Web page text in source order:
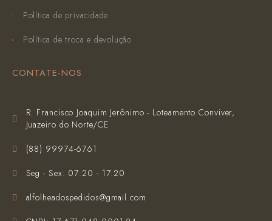
Política de privacidade
Política de troca e devolução
CONTATE-NOS
R. Francisco Joaquim Jerônimo - Loteamento Conviver,
Juazeiro do Norte/CE
(‪88) 99974-6761‬
Seg - Sex: 07:20 - 17:20
alfolheadospedidos@gmail.com